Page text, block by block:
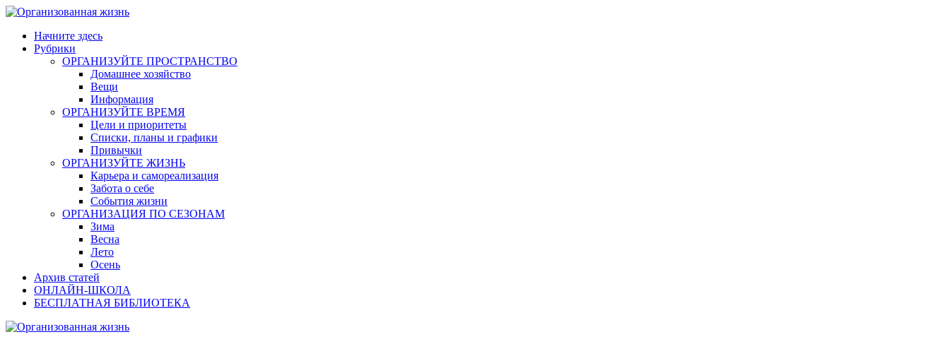
Skip
contentНачните здесь
Рубрики
ОРГАНИЗУЙТЕ ПРОСТРАНСТВО
Домашнее хозяйство
Вещи
Информация
ОРГАНИЗУЙТЕ ВРЕМЯ
Цели и приоритеты
Списки, планы и графики
Привычки
ОРГАНИЗУЙТЕ ЖИЗНЬ
Карьера и самореализация
Забота о себе
События жизни
ОРГАНИЗАЦИЯ ПО СЕЗОНАМ
Зима
Весна
Лето
Осень
Архив статей
ОНЛАЙН-ШКОЛА
БЕСПЛАТНАЯ БИБЛИОТЕКА